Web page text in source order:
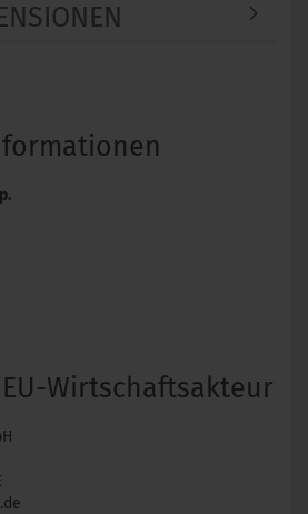
Wirtschaftsakteur